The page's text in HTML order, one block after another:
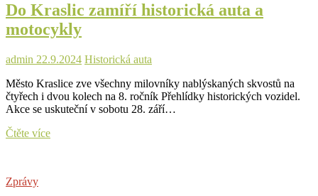
Františkových
Lázních
se
Do Kraslic zamíří historická auta a
motocykly
admin 22.9.2024 Historická auta
Město Kraslice zve všechny milovníky nablýskaných skvostů na
čtyřech i dvou kolech na 8. ročník Přehlídky historických vozidel.
Akce se uskuteční v sobotu 28. září…
Čtěte víceDo
Zprávy